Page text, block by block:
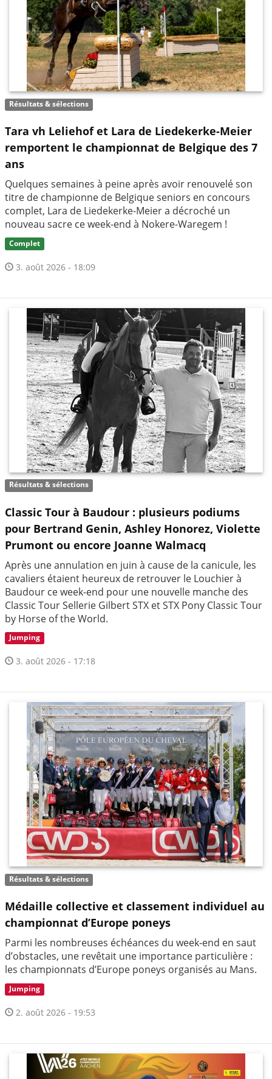
Résultats & sélections
Tara vh Leliehof et Lara de Liedekerke-Meier
remportent le championnat de Belgique des 7
ans
Quelques semaines à peine après avoir renouvelé son
titre de championne de Belgique seniors en concours
complet, Lara de Liedekerke-Meier a décroché un
nouveau sacre ce week-end à Nokere-Waregem !
Complet
3. août 2026 - 18:09
Résultats & sélections
Classic Tour à Baudour : plusieurs podiums
pour Bertrand Genin, Ashley Honorez, Violette
Prumont ou encore Joanne Walmacq
Après une annulation en juin à cause de la canicule, les
cavaliers étaient heureux de retrouver le Louchier à
Baudour ce week-end pour une nouvelle manche des
Classic Tour Sellerie Gilbert STX et STX Pony Classic Tour
by Horse of the World.
Jumping
3. août 2026 - 17:18
Résultats & sélections
Médaille collective et classement individuel au
championnat d’Europe poneys
Parmi les nombreuses échéances du week-end en saut
d’obstacles, une revêtait une importance particulière :
les championnats d’Europe poneys organisés au Mans.
Jumping
2. août 2026 - 19:53